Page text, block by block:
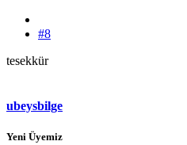
#8
tesekkür
ubeysbilge
Yeni Üyemiz